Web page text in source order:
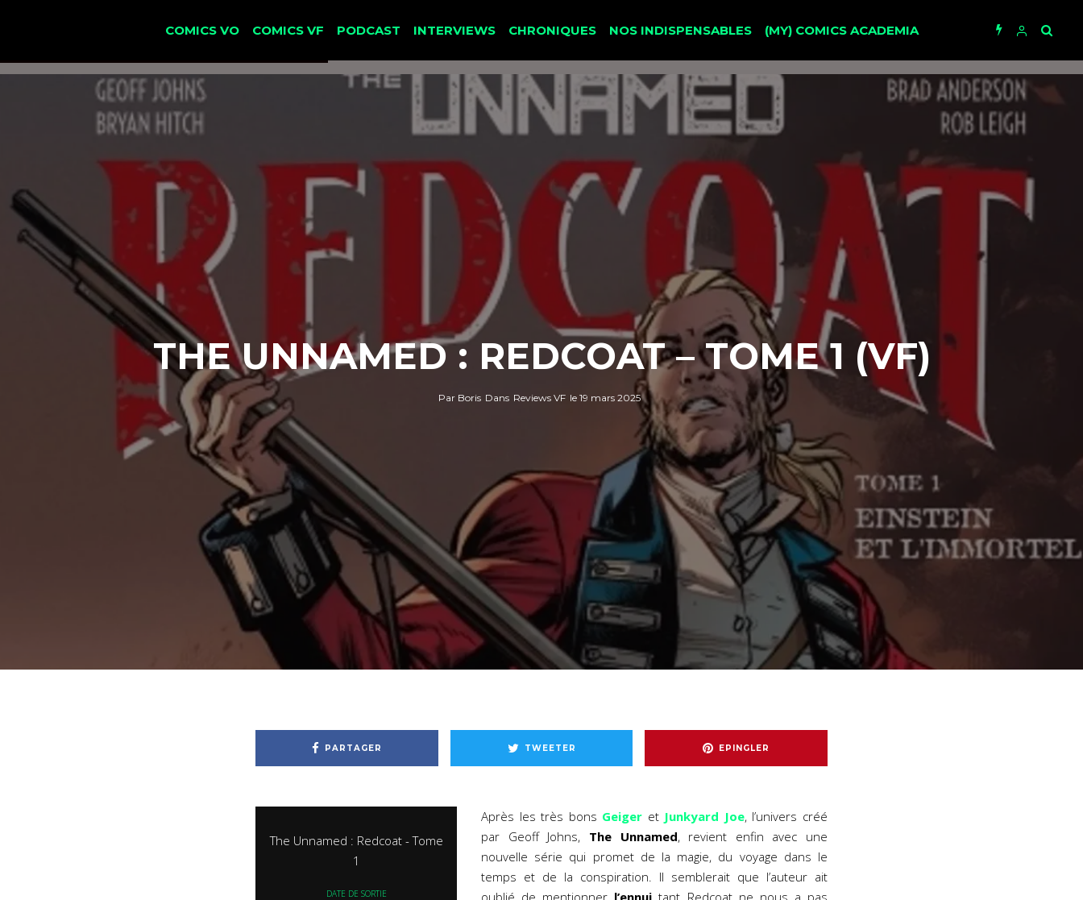
COMICS VO COMICS VF PODCAST INTERVIEWS CHRONIQUES NOS INDISPENSABLES (MY) COMICS ACADEMIA
THE UNNAMED : REDCOAT – TOME 1 (VF)
Par Boris Dans Reviews VF le 19 mars 2025
PARTAGER TWEETER EPINGLER
The Unnamed : Redcoat - Tome
1
DATE DE SORTIE
Après les très bons Geiger et Junkyard Joe, l’univers créé
par Geoff Johns, The Unnamed, revient enfin avec une
nouvelle série qui promet de la magie, du voyage dans le
temps et de la conspiration. Il semblerait que l’auteur ait
oublié de mentionner l’ennui tant Redcoat ne nous a pas